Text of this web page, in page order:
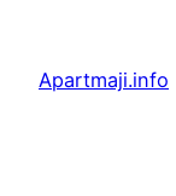
vsebino
Apartmaji.info